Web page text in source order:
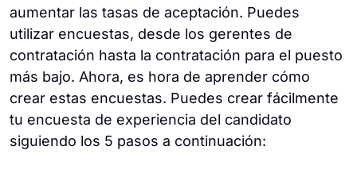
aumentar las tasas de aceptación. Puedes
utilizar encuestas, desde los gerentes de
contratación hasta la contratación para el puesto
más bajo. Ahora, es hora de aprender cómo
crear estas encuestas. Puedes crear fácilmente
tu encuesta de experiencia del candidato
siguiendo los 5 pasos a continuación: